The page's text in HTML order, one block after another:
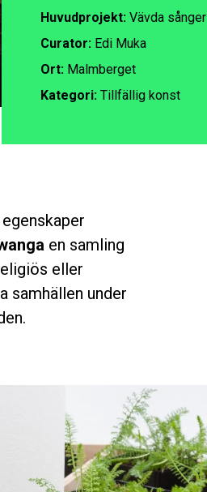
Huvudprojekt: Vävda sånger
Curator: Edi Muka
Ort: Malmberget
Kategori: Tillfällig konst
en samling
eller
samhällen under